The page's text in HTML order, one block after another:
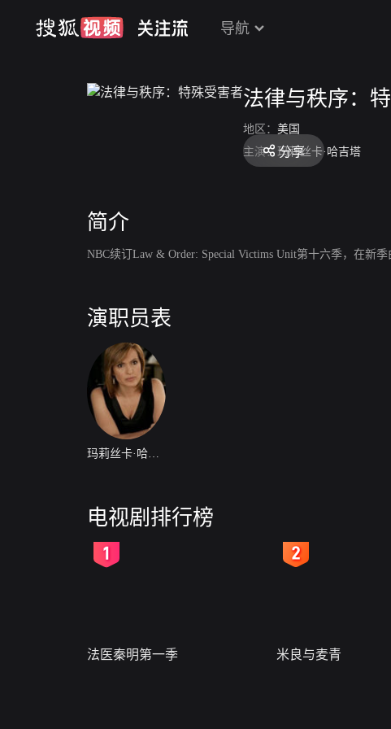
导航
法律与秩序：
地区： 美国
主演： 玛莉丝卡·哈吉塔
分享
简介
NBC续订Law & Order: Special Victims Unit第十六季，在新
演职员表
电视剧排行榜
法医秦明第一季 米良与麦青